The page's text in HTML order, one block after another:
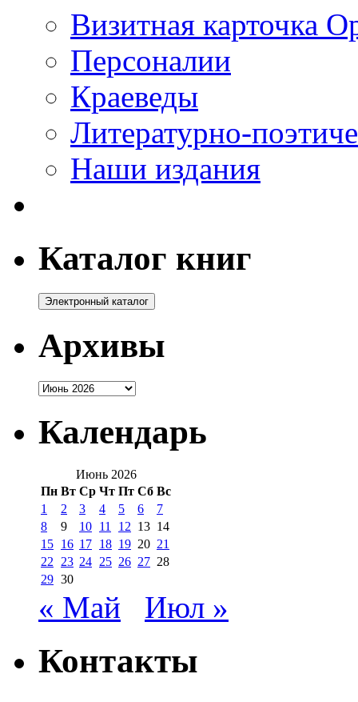
Визитная карточка
Персоналии
Краеведы
Литературно-
Наши издания
Каталог книг
Архивы
Архивы
Календарь
Июнь 2026
Пн Вт Ср Чт Пт Сб Вс
1
2 3 4 5 6
7
8
9 10 11 12 13 14
15 16 17 18 19 20 21
22
23 24 25 26 27 28
29 30
« Май Июл »
Контакты